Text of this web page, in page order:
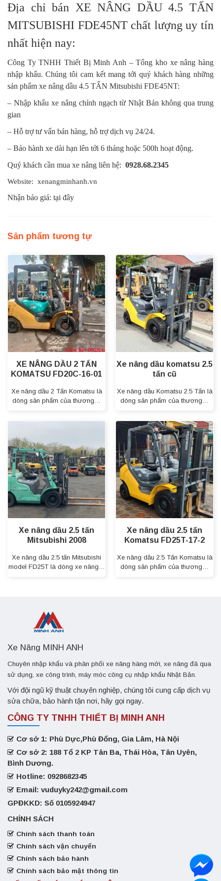
Địa chỉ bán XE NÂNG DẦU 4.5 TẤN
MITSUBISHI FDE45NT chất lượng uy tín
nhất hiện nay:
Công Ty TNHH Thiết Bị Minh Anh – Tổng kho xe nâng hàng
nhập khẩu. Chúng tôi cam kết mang tới quý khách hàng những
sản phẩm xe nâng dầu 4.5 TẤN Mitsubishi FDE45NT:
– Nhập khẩu xe nâng chính ngạch từ Nhật Bản không qua trung
gian
– Hỗ trợ tư vấn bán hàng, hỗ trợ dịch vụ 24/24.
– Bảo hành xe dài hạn lên tới 6 tháng hoặc 500h hoạt động.
Quý khách cần mua xe nâng liên hệ: 0928.68.2345
Website: xenangminhanh.vn
Nhận báo giá: tại đây
Sản phẩm tương tự
XE NÂNG DẦU 2 TẤN
KOMATSU FD20C-16-01
Xe nâng dầu 2 Tấn Komatsu là
dòng sản phẩm của thương…
Xe nâng dầu komatsu 2.5
tấn cũ
Xe nâng dầu Komatsu 2.5 Tấn là
dòng sản phẩm của thương…
Xe nâng dầu 2.5 tấn
Mitsubishi 2008
Xe nâng dầu 2.5 tấn Mitsubishi
model FD25T là dòng xe nâng…
Xe nâng dầu 2.5 tấn
Komatsu FD25T-17-2
Xe nâng dầu 2.5 Tấn Komatsu là
dòng sản phẩm của thương…
Xe Nâng MINH ANH
Chuyên nhập khẩu và phân phối xe nâng hàng mới, xe nâng đã qua
sử dụng, xe công trình, máy móc công cụ nhập khẩu Nhật Bản.
Với đội ngũ kỹ thuật chuyên nghiệp, chúng tôi cung cấp dịch vụ
sửa chữa, bảo hành tận nơi, hãy gọi ngay.
CÔNG TY TNHH THIẾT BỊ MINH ANH
Cơ sở 1: Phù Dực,Phù Đổng, Gia Lâm, Hà Nội
Cơ sở 2: 188 Tổ 2 KP Tân Ba, Thái Hòa, Tân Uyên,
Bình Dương.
Hotline: 0928682345
Email: vuduyky242@gmail.com
GPĐKKD: Số 0105924947
CHÍNH SÁCH
Chính sách thanh toán
Chính sách vận chuyển
Chính sách bảo hành
Chính sách bảo mật thông tin